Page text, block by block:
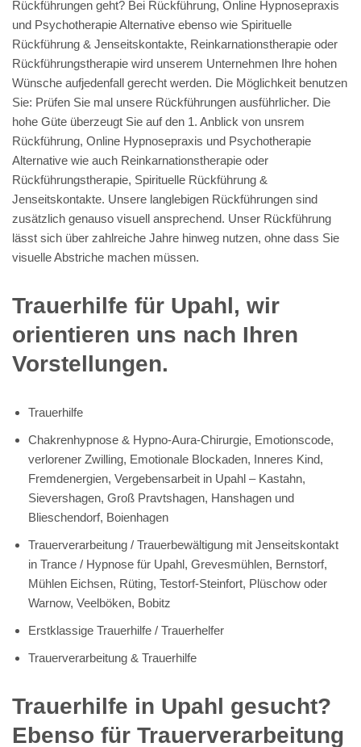
Rückführungen geht? Bei Rückführung, Online Hypnosepraxis
und Psychotherapie Alternative ebenso wie Spirituelle
Rückführung & Jenseitskontakte, Reinkarnationstherapie oder
Rückführungstherapie wird unserem Unternehmen Ihre hohen
Wünsche aufjedenfall gerecht werden. Die Möglichkeit benutzen
Sie: Prüfen Sie mal unsere Rückführungen ausführlicher. Die
hohe Güte überzeugt Sie auf den 1. Anblick von unsrem
Rückführung, Online Hypnosepraxis und Psychotherapie
Alternative wie auch Reinkarnationstherapie oder
Rückführungstherapie, Spirituelle Rückführung &
Jenseitskontakte. Unsere langlebigen Rückführungen sind
zusätzlich genauso visuell ansprechend. Unser Rückführung
lässt sich über zahlreiche Jahre hinweg nutzen, ohne dass Sie
visuelle Abstriche machen müssen.
Trauerhilfe für Upahl, wir
orientieren uns nach Ihren
Vorstellungen.
Trauerhilfe
Chakrenhypnose & Hypno-Aura-Chirurgie, Emotionscode,
verlorener Zwilling, Emotionale Blockaden, Inneres Kind,
Fremdenergien, Vergebensarbeit in Upahl – Kastahn,
Sievershagen, Groß Pravtshagen, Hanshagen und
Blieschendorf, Boienhagen
Trauerverarbeitung / Trauerbewältigung mit Jenseitskontakt
in Trance / Hypnose für Upahl, Grevesmühlen, Bernstorf,
Mühlen Eichsen, Rüting, Testorf-Steinfort, Plüschow oder
Warnow, Veelböken, Bobitz
Erstklassige Trauerhilfe / Trauerhelfer
Trauerverarbeitung & Trauerhilfe
Trauerhilfe in Upahl gesucht?
Ebenso für Trauerverarbeitung